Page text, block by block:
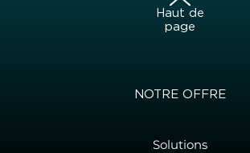
Haut de
page
NOTRE OFFRE
Solutions